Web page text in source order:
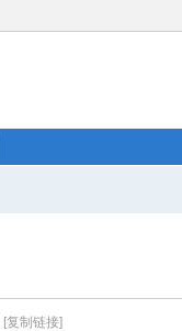
[复制链接]